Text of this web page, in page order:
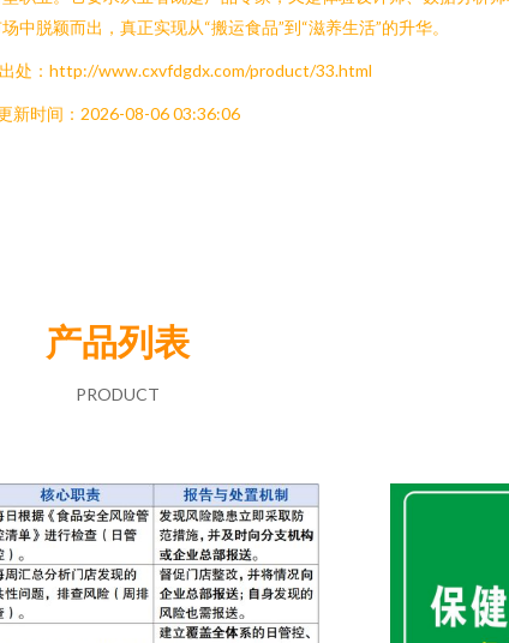
脱颖而出，真正实现从“搬运食品”到“滋养生活”的升华。
处：http://www.cxvfdgdx.com/product/33.html
新时间：2026-08-06 03:36:06
产品列表
PRODUCT